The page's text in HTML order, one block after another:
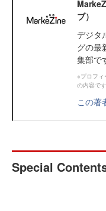
ブ）
デジタ
グの最
集部で
※プロフィ
の内容です
この著
Special